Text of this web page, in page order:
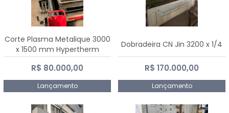
Corte Plasma Metalique 3000
x 1500 mm Hypertherm
Powermax 45 xp
R$ 80.000,00
Lançamento
Dobradeira CN Jin 3200 x 1/4
R$ 170.000,00
Lançamento